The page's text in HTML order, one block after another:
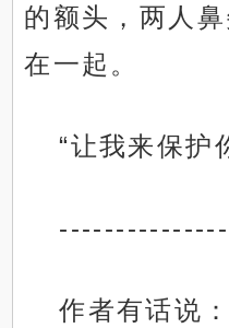
的额头，两人
在一起。
“让我来保护
作者有话说